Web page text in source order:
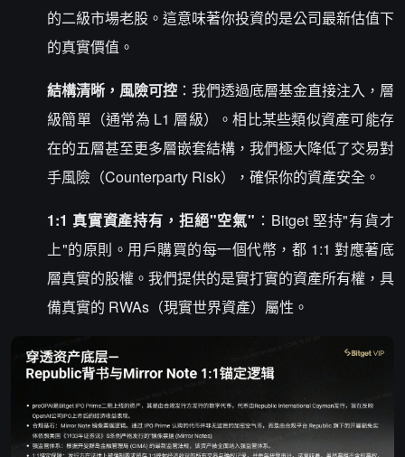
的二級市場老股。這意味著你投資的是公司最新估值下
的真實價值。
結構清晰，風險可控 ：我們透過底層基金直接注入，層
級簡單（通常為 L1 層級）。相比某些類似資產可能存
在的五層甚至更多層嵌套結構，我們極大降低了交易對
手風險（Counterparty Risk），確保你的資產安全。
1:1 真實資產持有，拒絕"空氣" ：Bitget 堅持"有貨才
上"的原則。用戶購買的每一個代幣，都 1:1 對應著底
層真實的股權。我們提供的是實打實的資產所有權，具
備真實的 RWAs（現實世界資產）屬性。